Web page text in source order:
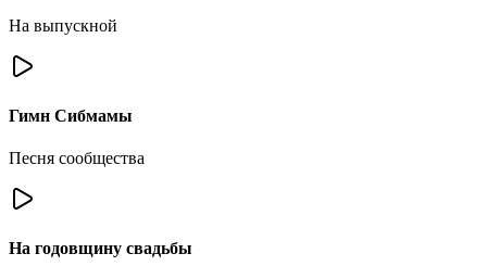
На выпускной
Гимн Сибмамы
Песня сообщества
На годовщину свадьбы